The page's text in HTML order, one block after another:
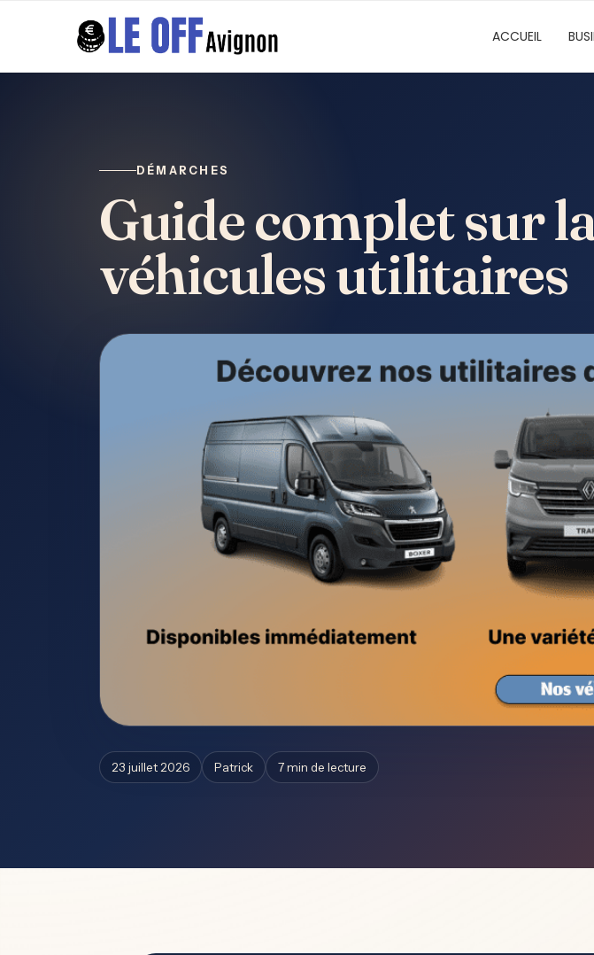
ACCUEIL
DÉMARCHES
Guide complet sur
véhicules utilitaires
23 juillet 2026 Patrick 7 min de lecture